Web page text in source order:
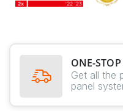
ONE-
Get all the
panel